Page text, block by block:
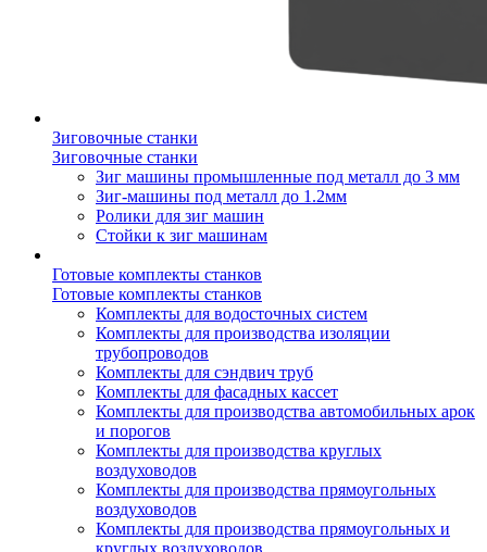
Зиговочные станки
Зиговочные станки
Зиг машины промышленные под металл до 3 мм
Зиг-машины под металл до 1.2мм
Ролики для зиг машин
Стойки к зиг машинам
Готовые комплекты станков
Готовые комплекты станков
Комплекты для водосточных систем
Комплекты для производства изоляции
трубопроводов
Комплекты для сэндвич труб
Комплекты для фасадных кассет
Комплекты для производства автомобильных арок
и порогов
Комплекты для производства круглых
воздуховодов
Комплекты для производства прямоугольных
воздуховодов
Комплекты для производства прямоугольных и